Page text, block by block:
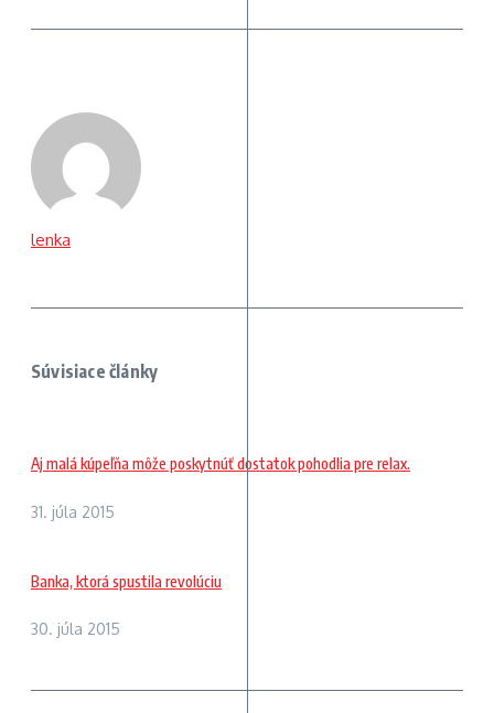
lenka
Súvisiace články
Aj malá kúpeľňa môže poskytnúť dostatok pohodlia pre relax.
31. júla 2015
Banka, ktorá spustila revolúciu
30. júla 2015